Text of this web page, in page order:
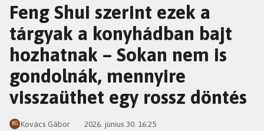
Feng Shui szerint ezek a
tárgyak a konyhádban bajt
hozhatnak – Sokan nem is
gondolnák, mennyire
visszaüthet egy rossz döntés
KG Kovács Gábor 2026. június 30. 16:25